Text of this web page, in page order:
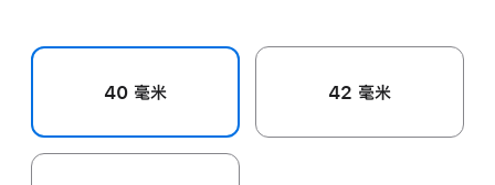
40 毫米 42 毫米